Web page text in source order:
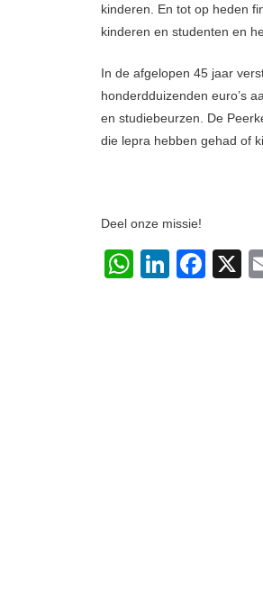
kinderen. En tot op heden
kinderen en studenten en
In de afgelopen 45 jaar
honderdduizenden euro’s
en studiebeurzen. De
die lepra hebben gehad of
Deel onze missie!
X